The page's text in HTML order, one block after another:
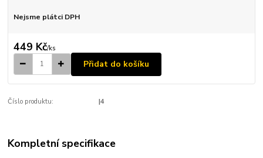
Nejsme plátci DPH
449 Kč/ks
Přidat do košíku
Číslo produktu: |4
Kompletní specifikace